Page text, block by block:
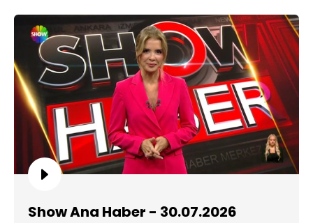
Show Ana Haber - 30.07.2026